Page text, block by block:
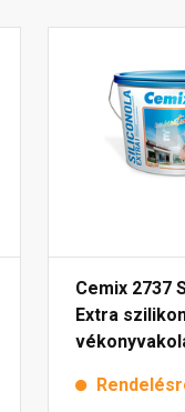
Cemix 2737
Extra